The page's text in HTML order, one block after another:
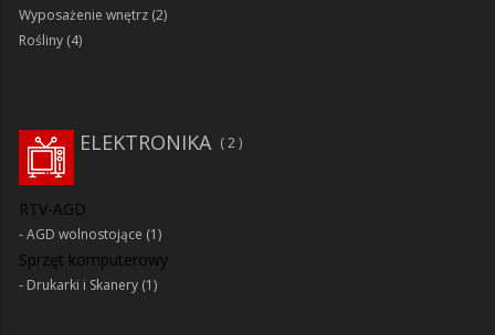
Wyposażenie wnętrz (2)
Rośliny (4)
2
ELEKTRONIKA
RTV-AGD
AGD wolnostojące (1)
Sprzęt komputerowy
Drukarki i Skanery (1)